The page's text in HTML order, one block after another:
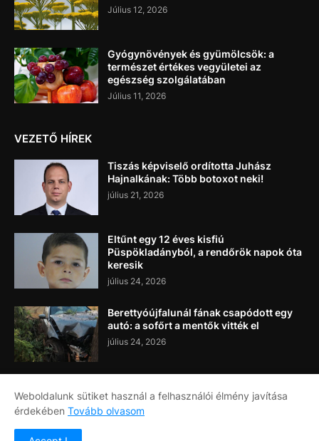
Július 12, 2026
Gyógynövények és gyümölcsök: a
természet értékes vegyületei az
egészség szolgálatában
Július 11, 2026
VEZETŐ HÍREK
Tiszás képviselő ordította Juhász
Hajnalkának: Több botoxot neki!
július 21, 2026
Eltűnt egy 12 éves kisfiú
Püspökladányból, a rendőrök napok óta
keresik
július 24, 2026
Berettyóújfalunál fának csapódott egy
autó: a sofőrt a mentők vitték el
július 24, 2026
Címlap Rólunk
Weboldalunk sütiket használ a felhasználói élmény javítása
érdekében Tovább olvasom